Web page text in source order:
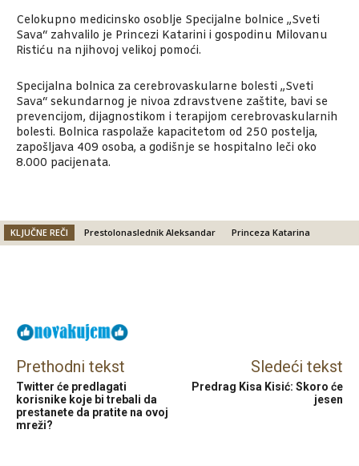
Celokupno medicinsko osoblje Specijalne bolnice „Sveti
Sava“ zahvalilo je Princezi Katarini i gospodinu Milovanu
Ristiću na njihovoj velikoj pomoći.
Specijalna bolnica za cerebrovaskularne bolesti „Sveti
Sava“ sekundarnog je nivoa zdravstvene zaštite, bavi se
prevencijom, dijagnostikom i terapijom cerebrovaskularnih
bolesti. Bolnica raspolaže kapacitetom od 250 postelja,
zapošljava 409 osoba, a godišnje se hospitalno leči oko
8.000 pacijenata.
KLJUČNE REČI Prestolonaslednik Aleksandar Princeza Katarina
Prethodni tekst
Twitter će predlagati
korisnike koje bi trebali da
prestanete da pratite na ovoj
mreži?
Sledeći tekst
Predrag Kisa Kisić: Skoro će
jesen